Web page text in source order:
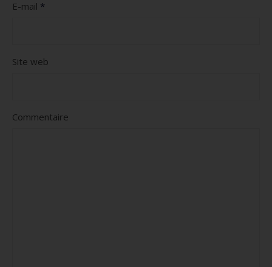
E-mail *
Site web
Commentaire